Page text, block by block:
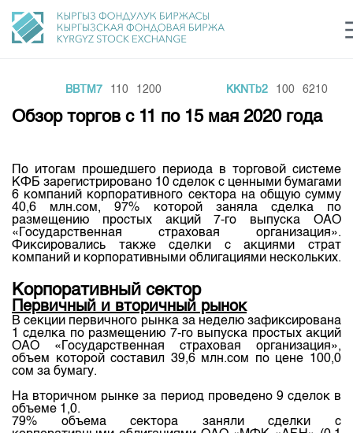
Финансовый рынок KG login Рус Кыр Eng
Общая информация
Акционеры
Руководство
Комитеты
Участники торгов
Наши партнеры
Cтратегия развития
Корпоративные документы
Направления
Товарно-сырьевой сектор
Листинг
Центр раскрытия информации
Тарифы
Аналитика
Финансовый рынок KG
Пресс-клуб
25 лет ЗАО КФБ
Нормативная база
Депозитарная деятельность
Центр раскрытия информации
Итоги последних торгов
Архив торгов
Индекс и Капитализация
Котировки по драг. металлам
Учебный центр
Общая информация
План работы на год
BBTM7 110 1200 KKNTb2 100 6210
Обзор торгов с 11 по 15 мая 2020 года
По итогам прошедшего периода в торговой системе
КФБ зарегистрировано 10 сделок с ценными бумагами
6 компаний корпоративного сектора на общую сумму
40,6 млн.сом, 97% которой заняла сделка по
размещению простых акций 7-го выпуска ОАО
«Государственная страховая организация».
Фиксировались также сделки с акциями страт
компаний и корпоративными облигациями нескольких.
Корпоративный сектор
Первичный и вторичный рынок
В секции первичного рынка за неделю зафиксирована
1 сделка по размещению 7-го выпуска простых акций
ОАО «Государственная страховая организация»,
объем которой составил 39,6 млн.сом по цене 100,0
сом за бумагу.
На вторичном рынке за период проведено 9 сделок в
объеме 1,0.
79% объема сектора заняли сделки с